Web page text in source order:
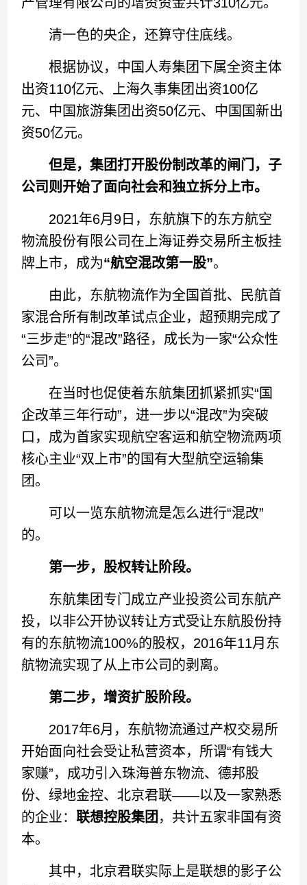
清一色的央企，还算守住底线。
根据协议，中国人寿集团下属全资主体
出资110亿元、上海久事集团出资100亿
元、中国旅游集团出资50亿元、中国国新出
资50亿元。
但是，集团打开股份制改革的闸门，子
公司则开始了面向社会和独立拆分上市。
2021年6月9日，东航旗下的东方航空
物流股份有限公司在上海证券交易所主板挂
牌上市，成为“航空混改第一股”。
由此，东航物流作为全国首批、民航首
家混合所有制改革试点企业，超预期完成了
“三步走”的“混改”路径，成长为一家“公众性
公司”。
在当时也促使着东航集团抓紧抓实“国
企改革三年行动”，进一步以“混改”为突破
口，成为首家实现航空客运和航空物流两项
核心主业“双上市”的国有大型航空运输集
团。
可以一览东航物流是怎么进行“混改”
的。
第一步，股权转让阶段。
东航集团专门成立产业投资公司东航产
投，以非公开协议转让方式受让东航股份持
有的东航物流100%的股权，2016年11月东
航物流实现了从上市公司的剥离。
第二步，增资扩股阶段。
2017年6月，东航物流通过产权交易所
开始面向社会受让私营资本，所谓“有钱大
家赚”，成功引入珠海普东物流、德邦股
份、绿地金控、北京君联——以及一家熟悉
的企业：联想控股集团 ，共计五家非国有资
本。
其中，北京君联实际上是联想的影子公